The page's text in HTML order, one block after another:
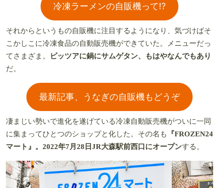
冷凍ラーメンの自販機って!?
それからというもの自販機に注目するようになり、気づけばそ
こかしこに冷凍食品の自動販売機ができていた。メニューだっ
てさまざま。
ピッツアに鍋にサムゲタン、もはやなんでもあり
だ。
最新記事、うなぎの自販機もどうぞ
凄まじい勢いで進化を遂げている冷凍自動販売機がついに一同
に集まってひとつのショップと化した。その名も
『FROZEN24
マート』。2022年7月28日JR大森駅前西口にオープンする。